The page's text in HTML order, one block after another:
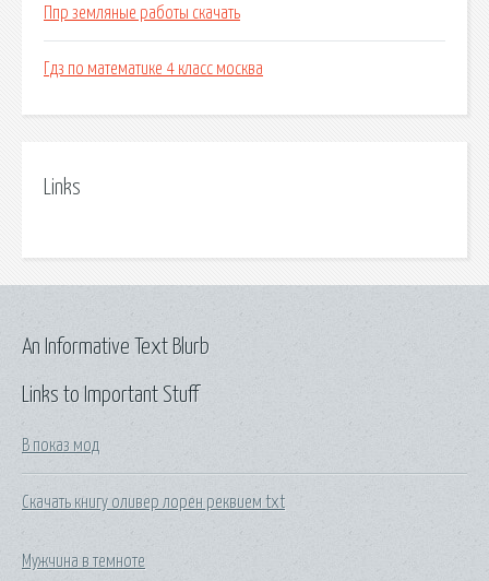
Ппр земляные работы скачать
Гдз по математике 4 класс москва
Links
Links to Important Stuff
В показ мод
Скачать книгу оливер лорен реквием txt
Мужчина в темноте
An Informative Text Blurb